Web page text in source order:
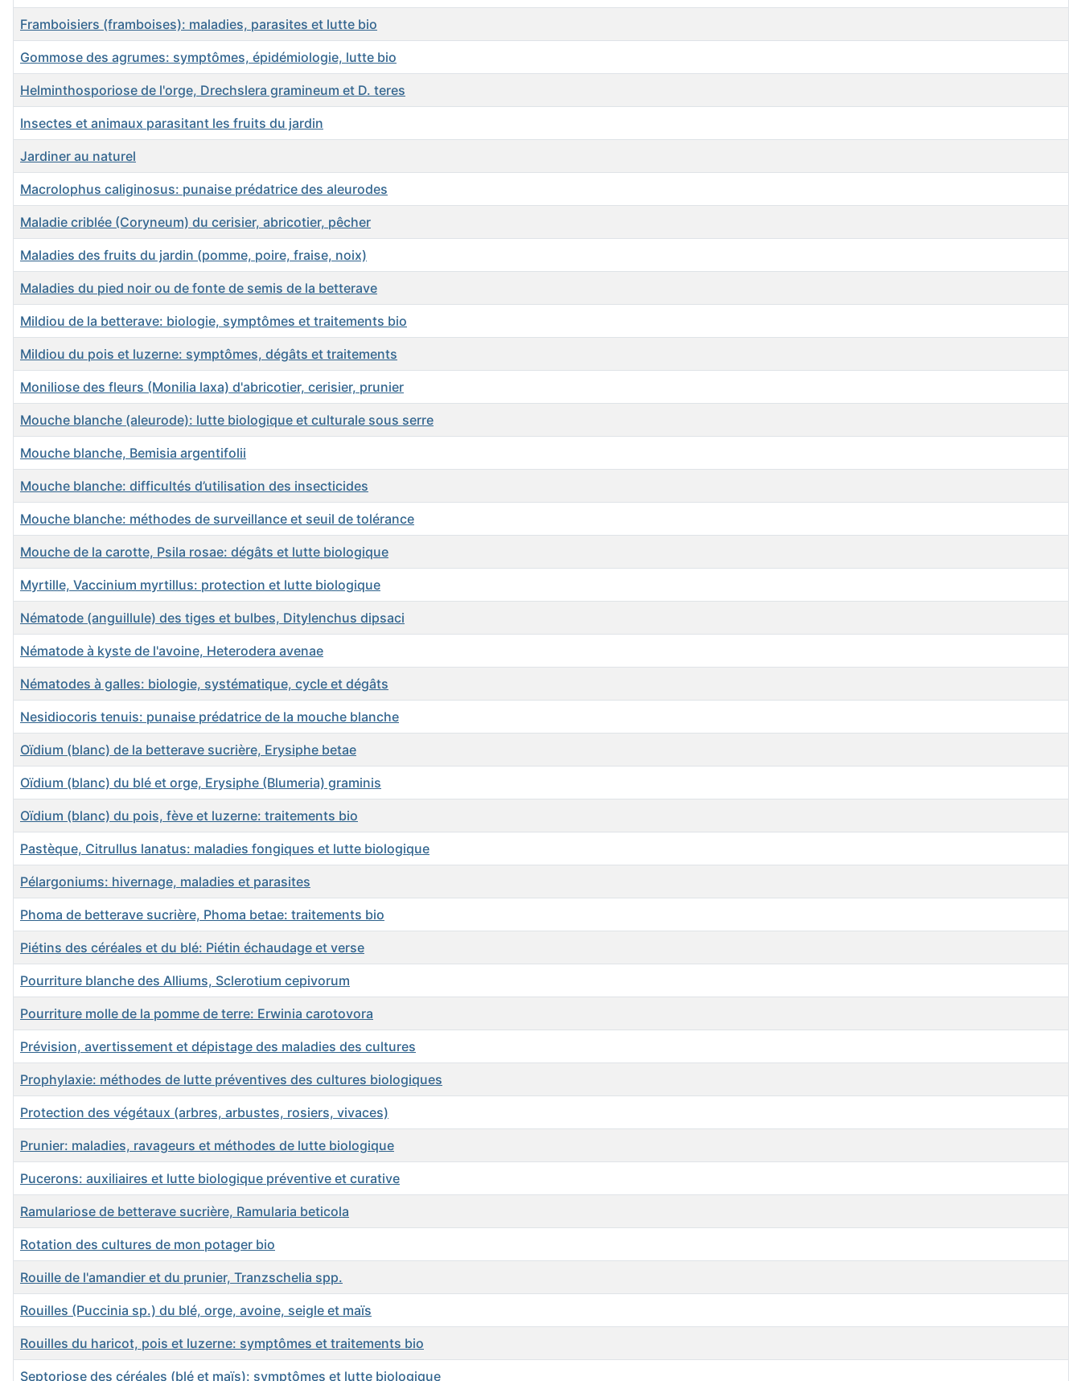
Framboisiers (framboises): maladies, parasites et lutte bio
Gommose des agrumes: symptômes, épidémiologie, lutte bio
Helminthosporiose de l'orge, Drechslera gramineum et D. teres
Insectes et animaux parasitant les fruits du jardin
Jardiner au naturel
Macrolophus caliginosus: punaise prédatrice des aleurodes
Maladie criblée (Coryneum) du cerisier, abricotier, pêcher
Maladies des fruits du jardin (pomme, poire, fraise, noix)
Maladies du pied noir ou de fonte de semis de la betterave
Mildiou de la betterave: biologie, symptômes et traitements bio
Mildiou du pois et luzerne: symptômes, dégâts et traitements
Moniliose des fleurs (Monilia laxa) d'abricotier, cerisier, prunier
Mouche blanche (aleurode): lutte biologique et culturale sous serre
Mouche blanche, Bemisia argentifolii
Mouche blanche: difficultés d’utilisation des insecticides
Mouche blanche: méthodes de surveillance et seuil de tolérance
Mouche de la carotte, Psila rosae: dégâts et lutte biologique
Myrtille, Vaccinium myrtillus: protection et lutte biologique
Nématode (anguillule) des tiges et bulbes, Ditylenchus dipsaci
Nématode à kyste de l'avoine, Heterodera avenae
Nématodes à galles: biologie, systématique, cycle et dégâts
Nesidiocoris tenuis: punaise prédatrice de la mouche blanche
Oïdium (blanc) de la betterave sucrière, Erysiphe betae
Oïdium (blanc) du blé et orge, Erysiphe (Blumeria) graminis
Oïdium (blanc) du pois, fève et luzerne: traitements bio
Pastèque, Citrullus lanatus: maladies fongiques et lutte biologique
Pélargoniums: hivernage, maladies et parasites
Phoma de betterave sucrière, Phoma betae: traitements bio
Piétins des céréales et du blé: Piétin échaudage et verse
Pourriture blanche des Alliums, Sclerotium cepivorum
Pourriture molle de la pomme de terre: Erwinia carotovora
Prévision, avertissement et dépistage des maladies des cultures
Prophylaxie: méthodes de lutte préventives des cultures biologiques
Protection des végétaux (arbres, arbustes, rosiers, vivaces)
Prunier: maladies, ravageurs et méthodes de lutte biologique
Pucerons: auxiliaires et lutte biologique préventive et curative
Ramulariose de betterave sucrière, Ramularia beticola
Rotation des cultures de mon potager bio
Rouille de l'amandier et du prunier, Tranzschelia spp.
Rouilles (Puccinia sp.) du blé, orge, avoine, seigle et maïs
Rouilles du haricot, pois et luzerne: symptômes et traitements bio
Septoriose des céréales (blé et maïs): symptômes et lutte biologique